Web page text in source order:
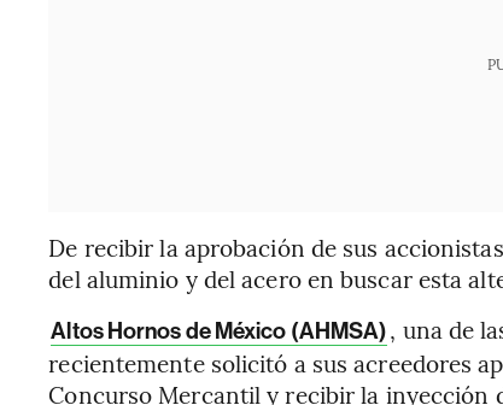
De recibir la aprobación de sus
del aluminio y del acero en buscar esta
Altos Hornos de México (AHMSA), una de
recientemente solicitó a sus acreedores
Concurso Mercantil y recibir la inyección